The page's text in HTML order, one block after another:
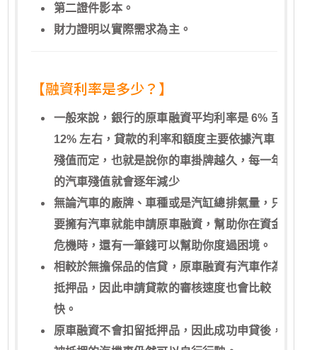
第二證件影本。
財力證明以實際需求為主。
【融資利率是多少？】
一般來說，銀行的原車融資平均利率是 6% 至
12% 左右，貸款的利率和額度主要依據汽車
殘值而定，也就是說你的車掛牌越久，每一年
的汽車殘值就會逐年減少
無論汽車的廠牌、車種或是汽缸總排氣量，只
要擁有汽車就能申請原車融資，幫助你在資金
危機時，還有一筆錢可以幫助你度過困境。
相較於無擔保品的信貸，原車融資有汽車作為
抵押品，因此申請貸款的審核速度也會比較
快。
原車融資不會扣留抵押品，因此成功申貸後，